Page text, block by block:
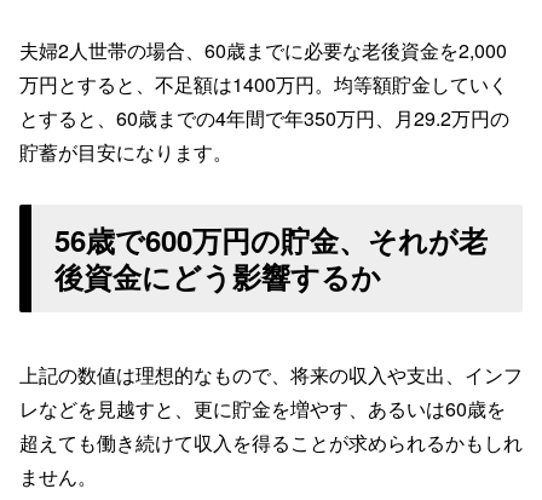
夫婦2人世帯の場合、60歳までに必要な老後資金を2,000
万円とすると、不足額は1400万円。均等額貯金していく
とすると、60歳までの4年間で年350万円、月29.2万円の
貯蓄が目安になります。
56歳で600万円の貯金、それが老
後資金にどう影響するか
上記の数値は理想的なもので、将来の収入や支出、インフ
レなどを見越すと、更に貯金を増やす、あるいは60歳を
超えても働き続けて収入を得ることが求められるかもしれ
ません。